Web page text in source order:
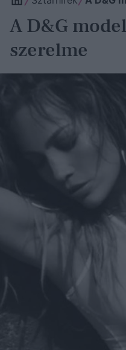
A D&G
szerelme